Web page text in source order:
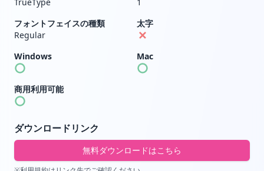
TrueType
1
フォントフェイスの種類
Regular
太字
Windows Mac
商用利用可能
ダウンロードリンク
無料ダウンロードはこちら